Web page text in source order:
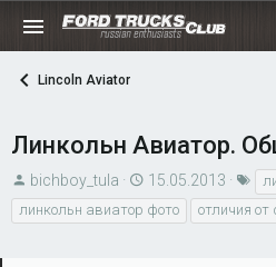
Lincoln Aviator
Линкольн Авиатор.
А
в
т
bichboy_tula
Д
а
т
15.05.2013
е
г
линкольн авиатор фото
отличия от